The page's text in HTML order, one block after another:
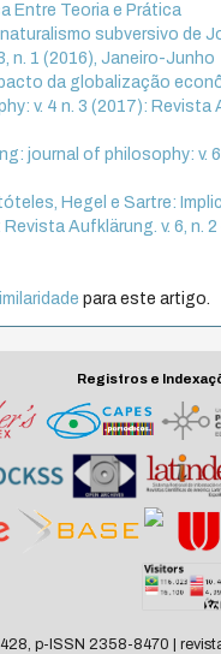
Entre Teoria e Prática
subversivo de
n. 1 (2016), Janeiro-Junho
da globalização
v. 4 n. 3 (2017): Revista
journal of philosophy: v.
Hegel e Sartre:
Aufklärung. v. 6, n.
para este artigo.
Registros e
p-ISSN 2358-8470 |